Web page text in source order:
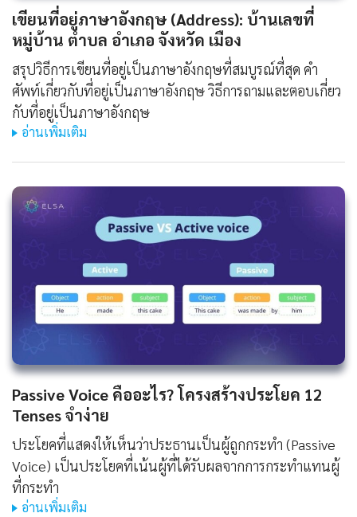
เขียนที่อยู่ภาษาอังกฤษ (Address): บ้านเลขที่
หมู่บ้าน ตำบล อำเภอ จังหวัด เมือง
สรุปวิธีการเขียนที่อยู่เป็นภาษาอังกฤษที่สมบูรณ์ที่สุด คำ
ศัพท์เกี่ยวกับที่อยู่เป็นภาษาอังกฤษ วิธีการถามและตอบเกี่ยว
กับที่อยู่เป็นภาษาอังกฤษ
อ่านเพิ่มเติม
Passive Voice คืออะไร? โครงสร้างประโยค 12
Tenses จำง่าย
ประโยคที่แสดงให้เห็นว่าประธานเป็นผู้ถูกกระทำ (Passive
Voice) เป็นประโยคที่เน้นผู้ที่ได้รับผลจากการกระทำแทนผู้
ที่กระทำ
อ่านเพิ่มเติม